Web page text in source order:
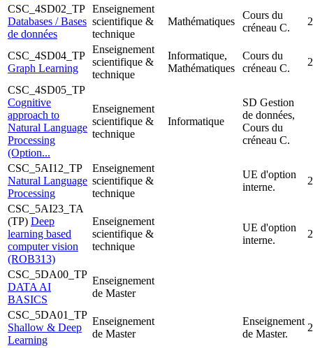
CSC_4SD02_TP
Databases / Bases
de données
Enseignement
scientifique &
technique
Mathématiques
Cours du
créneau C.
CSC_4SD04_TP
Graph Learning
Enseignement
scientifique &
technique
Informatique,
Mathématiques
Cours du
créneau C.
CSC_4SD05_TP
Cognitive
approach to
Natural Language
Processing
(Option...
Enseignement
scientifique &
technique
Informatique
SD Gestion
de données,
Cours du
créneau C.
CSC_5AI12_TP
Natural Language
Processing
Enseignement
scientifique &
technique
UE d'option
interne.
CSC_5AI23_TA
(TP) Deep
learning based
computer vision
(ROB313)
Enseignement
scientifique &
technique
UE d'option
interne.
2
CSC_5DA00_TP
DATA AI
BASICS
Enseignement
de Master
CSC_5DA01_TP
Shallow & Deep
Learning
Enseignement
de Master
Enseignement
de Master.